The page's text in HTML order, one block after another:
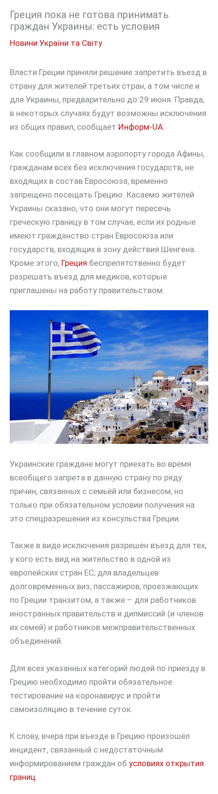
Греция пока не готова принимать
граждан Украины: есть условия
Новини України та Світу
Власти Греции приняли решение запретить въезд в
страну для жителей третьих стран, а том числе и
для Украины, предварительно до 29 июня. Правда,
в некоторых случаях будут возможны исключения
из общих правил, сообщает Информ-UA
Как сообщили в главном аэропорту города Афины,
гражданам всех без исключения государств, не
входящих в состав Евросоюза, временно
запрещено посещать Грецию. Касаемо жителей
Украины сказано, что они могут пересечь
греческую границу в том случае, если их родные
имеют гражданство стран Евросоюза или
государств, входящих в зону действия Шенгена.
Кроме этого, Греция беспрепятственно будет
разрешать въезд для медиков, которые
приглашены на работу правительством.
Украинские граждане могут приехать во время
всеобщего запрета в данную страну по ряду
причин, связанных с семьёй или бизнесом, но
только при обязательном условии получения на
это спецразрешения из консульства Греции.
Также в виде исключения разрешён въезд для тех,
у кого есть вид на жительство в одной из
европейских стран ЕС; для владельцев
долговременных виз; пассажиров, проезжающих
по Греции транзитом, а также – для работников
иностранных правительств и дипмиссий (и членов
их семей) и работников межправительственных
объединений.
Для всех указанных категорий людей по приезду в
Грецию необходимо пройти обязательное
тестирование на коронавирус и пройти
самоизоляцию в течение суток.
К слову, вчера при въезде в Грецию произошёл
инцидент, связанный с недостаточным
информированием граждан об условиях открытия
границ